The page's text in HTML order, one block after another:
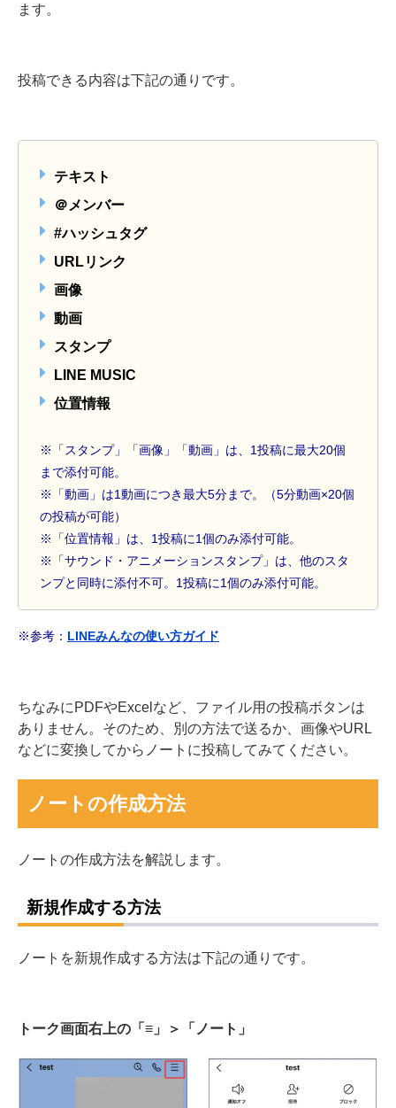
ます。
投稿できる内容は下記の通りです。
テキスト
＠メンバー
#ハッシュタグ
URLリンク
画像
動画
スタンプ
LINE MUSIC
位置情報
※「スタンプ」「画像」「動画」は、1投稿に最大20個
まで添付可能。
※「動画」は1動画につき最大5分まで。（5分動画×20個
の投稿が可能）
※「位置情報」は、1投稿に1個のみ添付可能。
※「サウンド・アニメーションスタンプ」は、他のスタ
ンプと同時に添付不可。1投稿に1個のみ添付可能。
※参考： LINEみんなの使い方ガイド
ちなみにPDFやExcelなど、ファイル用の投稿ボタンは
ありません。そのため、別の方法で送るか、画像やURL
などに変換してからノートに投稿してみてください。
ノートの作成方法
ノートの作成方法を解説します。
新規作成する方法
ノートを新規作成する方法は下記の通りです。
トーク画面右上の「≡」＞「ノート」